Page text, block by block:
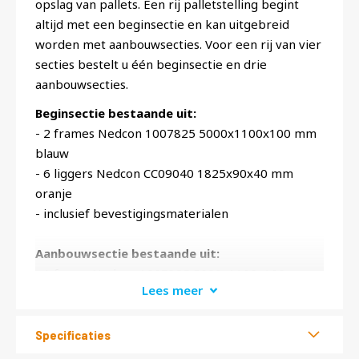
opslag van pallets. Een rij palletstelling begint
altijd met een beginsectie en kan uitgebreid
worden met aanbouwsecties. Voor een rij van vier
secties bestelt u één beginsectie en drie
aanbouwsecties.
Beginsectie bestaande uit:
- 2 frames Nedcon 1007825 5000x1100x100 mm
blauw
- 6 liggers Nedcon CC09040 1825x90x40 mm
oranje
- inclusief bevestigingsmaterialen
Aanbouwsectie bestaande uit:
oranje
Lees meer
Specificaties